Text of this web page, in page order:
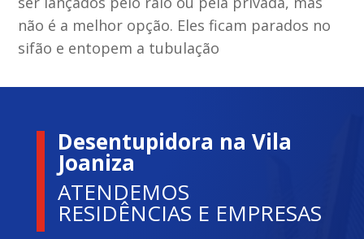
não é a melhor opção. Eles ficam parados no
sifão e entopem a tubulação
Desentupidora na Vila
Joaniza
ATENDEMOS
RESIDÊNCIAS E EMPRESAS